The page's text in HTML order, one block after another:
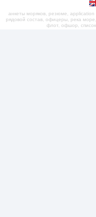
анкеты моряков, резюме, application
рядовой состав, офицеры, река
флот, офшор,